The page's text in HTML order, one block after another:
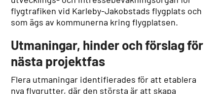
flygtrafiken vid Karleby-Jakobstads flygplats och
som ägs av kommunerna kring flygplatsen.
Utmaningar, hinder och förslag för
nästa projektfas
Flera utmaningar identifierades för att etablera
nya flygrutter, där den största är att skapa